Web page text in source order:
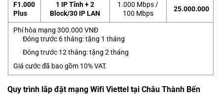
F1.000
Plus
1 IP Tĩnh + 2
Block/30 IP LAN
1.000 Mbps /
100 Mbps
25.000.000
Phí hòa mạng 300.000 VNĐ
Đóng trước 6 tháng: tặng 1 tháng
Đóng trước 12 tháng: tặng 2 tháng
Giá cước đã bao gồm 10% VAT.
Quy trình lắp đặt mạng Wifi Viettel tại Châu Thành Bến